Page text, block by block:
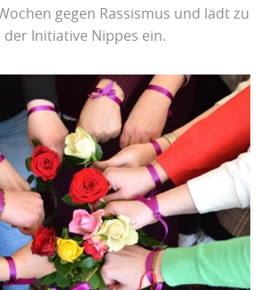
gegen Rassismus und lädt zu
Initiative Nippes ein.